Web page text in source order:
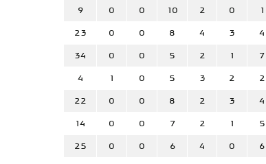
1
0
2
10
0
0
9
4
3
4
8
0
0
23
7
1
2
5
0
0
34
2
2
3
5
0
1
4
4
3
2
8
0
0
22
5
1
2
7
0
0
14
6
0
4
6
0
0
25